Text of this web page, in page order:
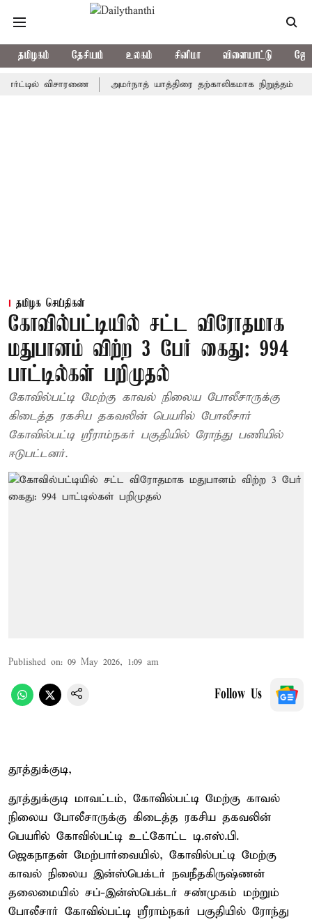
தமிழகம் தேசியம் உலகம் சினிமா விளையாட்டு
விசாரணை அமர்நாத் யாத்திரை தற்காலிகமாக நிறுத்தம்
தமிழக செய்திகள்
கோவில்பட்டியில் சட்ட விரோதமாக
மதுபானம் விற்ற 3 பேர் கைது: 994
பாட்டில்கள் பறிமுதல்
கோவில்பட்டி மேற்கு காவல் நிலைய போலீசாருக்கு
கிடைத்த ரகசிய தகவலின் பெயரில் போலீசார்
கோவில்பட்டி ஸ்ரீராம்நகர் பகுதியில் ரோந்து பணியில்
ஈடுபட்டனர்.
Published on: 09 May 2026, 1:09 am
Follow Us
தூத்துக்குடி,
தூத்துக்குடி மாவட்டம், கோவில்பட்டி மேற்கு காவல்
நிலைய போலீசாருக்கு கிடைத்த ரகசிய தகவலின்
பெயரில் கோவில்பட்டி உட்கோட்ட டி.எஸ்.பி.
ஜெகநாதன் மேற்பார்வையில், கோவில்பட்டி மேற்கு
காவல் நிலைய இன்ஸ்பெக்டர் நவநீதகிருஷ்ணன்
தலைமையில் சப்-இன்ஸ்பெக்டர் சண்முகம் மற்றும்
போலீசார் கோவில்பட்டி ஸ்ரீராம்நகர் பகுதியில் ரோந்து